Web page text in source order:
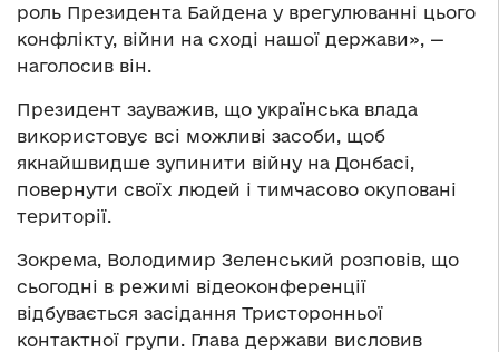
роль Президента Байдена у врегулюванні цього
конфлікту, війни на сході нашої держави», —
наголосив він.
Президент зауважив, що українська влада
використовує всі можливі засоби, щоб
якнайшвидше зупинити війну на Донбасі,
повернути своїх людей і тимчасово окуповані
території.
Зокрема, Володимир Зеленський розповів, що
сьогодні в режимі відеоконференції
відбувається засідання Тристоронньої
контактної групи. Глава держави висловив